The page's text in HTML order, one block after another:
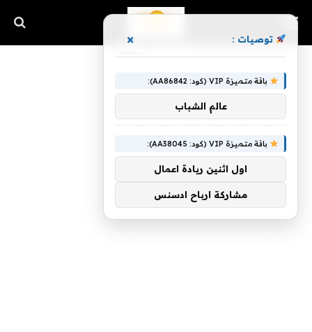
توصيات : ×
باقة متميزة VIP (كود: AA86842):
عالم الشباب
باقة متميزة VIP (كود: AA38045):
اول اثنين ريادة اعمال
مشاركة ارباح ادسنس